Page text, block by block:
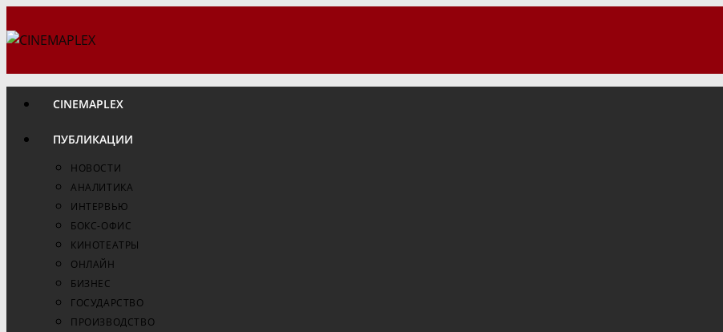
к
CINEMAPLEX
ПУБЛИКАЦИИ
НОВОСТИ
АНАЛИТИКА
ИНТЕРВЬЮ
БОКС-ОФИС
КИНОТЕАТРЫ
ОНЛАЙН
БИЗНЕС
ГОСУДАРСТВО
ПРОИЗВОДСТВО